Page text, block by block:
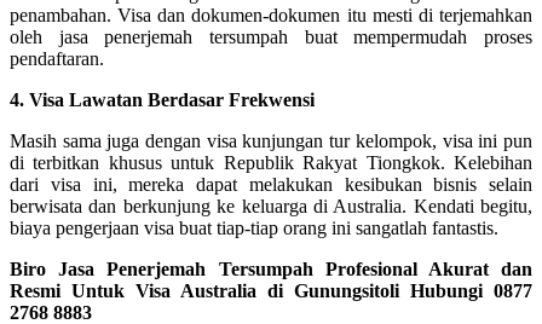
penambahan. Visa dan dokumen-dokumen itu mesti di terjemahkan
oleh jasa penerjemah tersumpah buat mempermudah proses
pendaftaran.
4. Visa Lawatan Berdasar Frekwensi
Masih sama juga dengan visa kunjungan tur kelompok, visa ini pun
di terbitkan khusus untuk Republik Rakyat Tiongkok. Kelebihan
dari visa ini, mereka dapat melakukan kesibukan bisnis selain
berwisata dan berkunjung ke keluarga di Australia. Kendati begitu,
biaya pengerjaan visa buat tiap-tiap orang ini sangatlah fantastis.
Biro Jasa Penerjemah Tersumpah Profesional Akurat dan
Resmi Untuk Visa Australia di Gunungsitoli Hubungi 0877
2768 8883